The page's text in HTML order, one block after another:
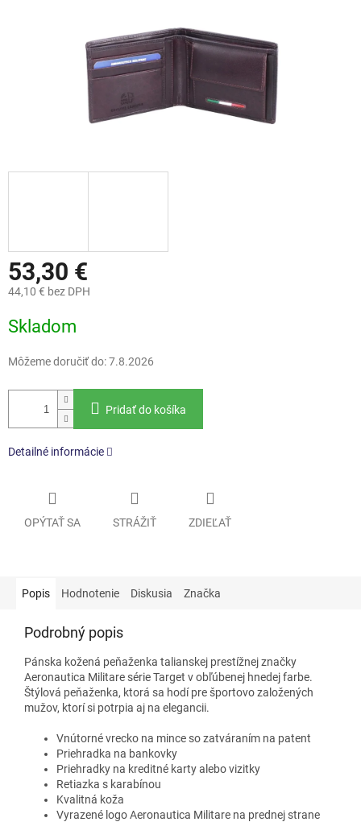
53,30 €
44,10 € bez DPH
cena:
Skladom
Môžeme doručiť do:7.8.2026
Pridať do košíka
Detailné informácie
OPÝTAŤ SA STRÁŽIŤ ZDIEĽAŤ
Popis Hodnotenie Diskusia Značka
Podrobný popis
Pánska kožená peňaženka talianskej prestížnej značky
Aeronautica Militare série Target v obľúbenej hnedej farbe.
Štýlová peňaženka, ktorá sa hodí pre športovo založených
mužov, ktorí si potrpia aj na elegancii.
Vnútorné vrecko na mince so zatváraním na patent
Priehradka na bankovky
Priehradky na kreditné karty alebo vizitky
Retiazka s karabínou
Kvalitná koža
Vyrazené logo Aeronautica Militare na prednej strane